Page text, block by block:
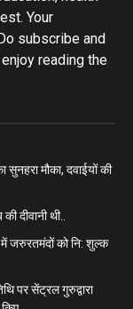
Your
subscribe and
reading the
मौका, दवाईयों की
दीवानी थी..
में जरुरतमंदों को नि: शुल्क
पर सेंट्रल गुरुद्वारा